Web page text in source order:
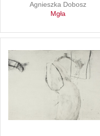
Agnieszka Dobosz
Mgła